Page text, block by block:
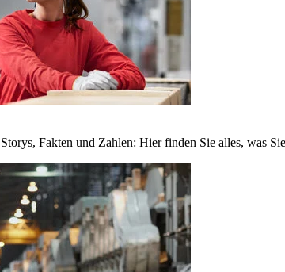
Fakten und Zahlen: Hier finden Sie alles, was